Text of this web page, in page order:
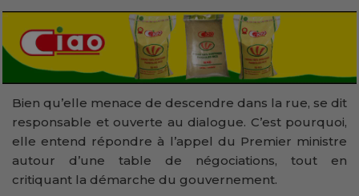
Bien qu’elle menace de descendre dans la rue, se dit
responsable et ouverte au dialogue. C’est pourquoi,
elle entend répondre à l’appel du Premier ministre
autour d’une table de négociations, tout en
critiquant la démarche du gouvernement.